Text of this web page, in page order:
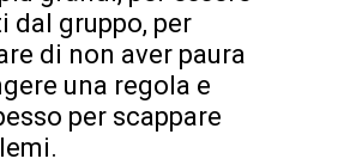
dal gruppo, per
di non aver paura
una regola e
per scappare